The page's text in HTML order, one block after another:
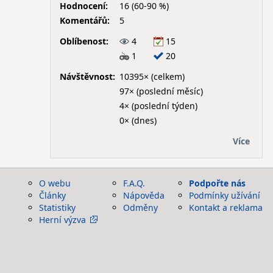
Hodnocení:
16 (60-90 %)
Komentářů:
5
Oblíbenost:
4
15
1
20
Návštěvnost: 10395× (celkem)
97× (poslední měsíc)
4× (poslední týden)
0× (dnes)
Více
O webu
Články
Statistiky
Herní výzva
F.A.Q.
Nápověda
Odměny
Podpořte nás
Podmínky užívání
Kontakt a reklama